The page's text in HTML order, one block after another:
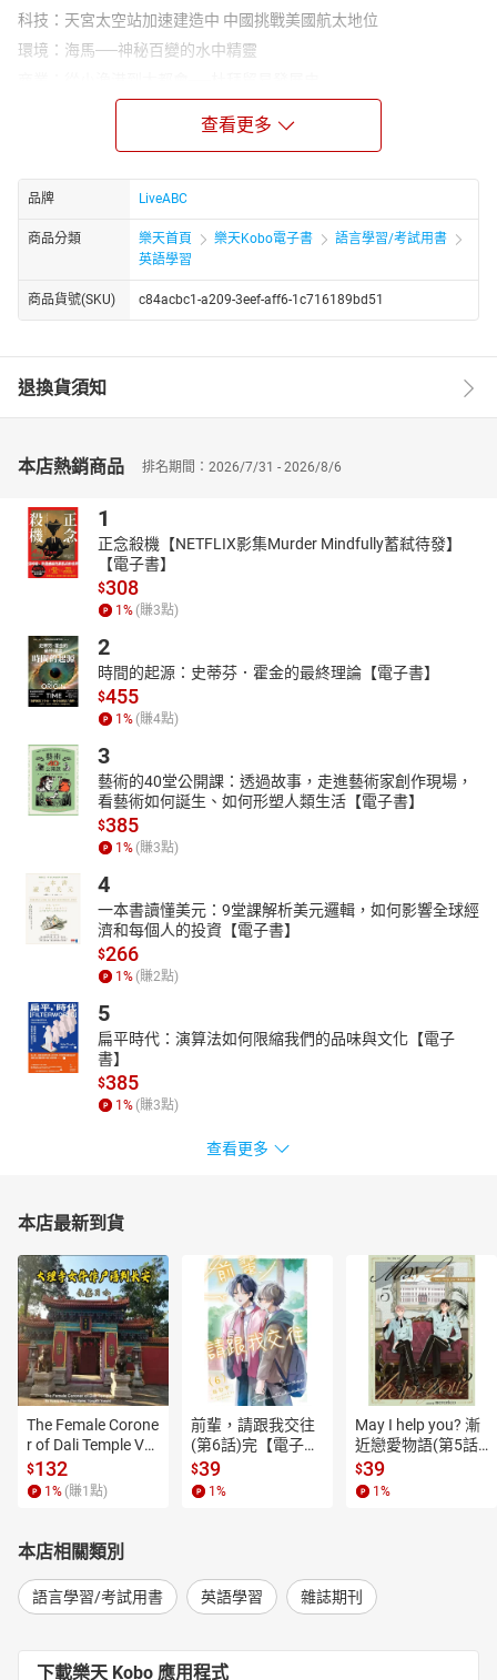
科技：天宮太空站加速建造中 中國挑戰美國航太地位
環境：海馬──神秘百變的水中精靈
科技：遠距臨床教學新利器──全像投影術
體育：東京奧運美國隊女將獎牌大豐收
旅遊：中古世紀防疫模範城──杜布羅夫尼克
查看更多
品牌 LiveABC
商品分類 樂天首頁 樂天Kobo電子書
語言學習/考試用書
英語學習
商品貨號(SKU) c84acbc1-a209-3eef-aff6-1c716189bd51
退換貨須知
本店熱銷商品 排名期間：2026/7/31 - 2026/8/6
1
正念殺機【NETFLIX影集Murder Mindfully蓄弒待發】
【電子書】
$308
1 % (賺3點)
2
時間的起源：史蒂芬．霍金的最終理論【電子書】
$455
1 % (賺4點)
3
藝術的40堂公開課：透過故事，走進藝術家創作現場，
看藝術如何誕生、如何形塑人類生活【電子書】
$385
1 % (賺3點)
4
一本書讀懂美元：9堂課解析美元邏輯，如何影響全球經
濟和每個人的投資【電子書】
$266
1 % (賺2點)
5
扁平時代：演算法如何限縮我們的品味與文化【電子
書】
$385
1 % (賺3點)
查看更多
本店最新到貨
The Female Corone
r of Dali Temple Vo
l.6【有聲書】
$132
1 % (賺1 點)
前輩，請跟我交往
(第6話)完【電子
書】
$39
1 %
May I help you? 漸
近戀愛物語(第5話)
【電子書】
$39
1 %
本店相關類別
語言學習/考試用書 英語學習 雜誌期刊
下載樂天 Kobo 應用程式